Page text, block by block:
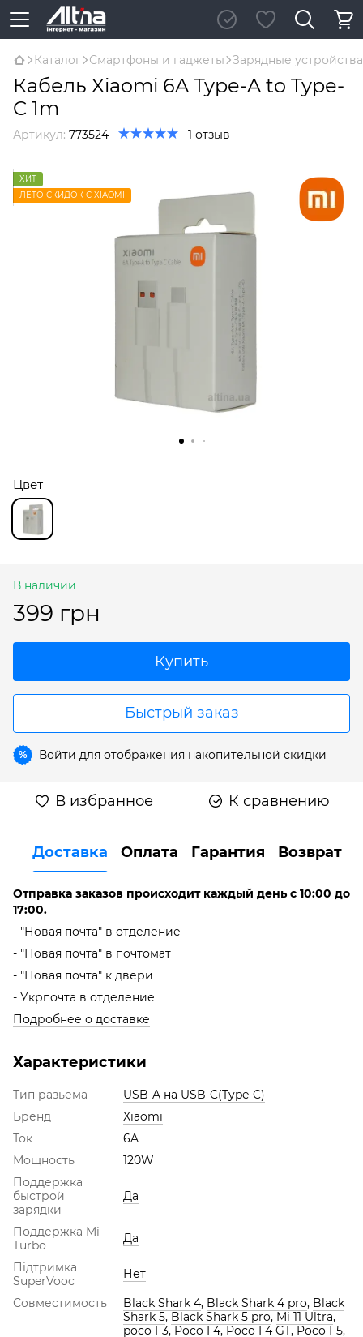
Каталог Смартфоны и гаджеты Зарядные
Кабель Xiaomi 6A Type-A to Type-
C 1m
Артикул: 773524 1 отзыв
ХИТ
ЛЕТО СКИДОК С XIAOMI
Цвет
В наличии
399 грн
Купить
Быстрый заказ
% Войти для отображения накопительной скидки
В избранное К сравнению
Доставка Оплата Гарантия Возврат
Отправка заказов происходит каждый день с 10:00 до
17:00.
- "Новая почта" в отделение
- "Новая почта" в почтомат
- "Новая почта" к двери
- Укрпочта в отделение
Подробнее о доставке
Характеристики
Тип разьема
USB-A на USB-C(Type-C)
Бренд
Xiaomi
Ток
6A
Мощность
120W
Поддержка
быстрой
зарядки
Да
Поддержка Mi
Turbo
Да
Підтримка
SuperVooc
Нет
Совместимость
Black Shark 4, Black Shark 4 pro, Black
Shark 5, Black Shark 5 pro, Mi 11 Ultra,
poco F3, Poco F4, Poco F4 GT, Poco F5,